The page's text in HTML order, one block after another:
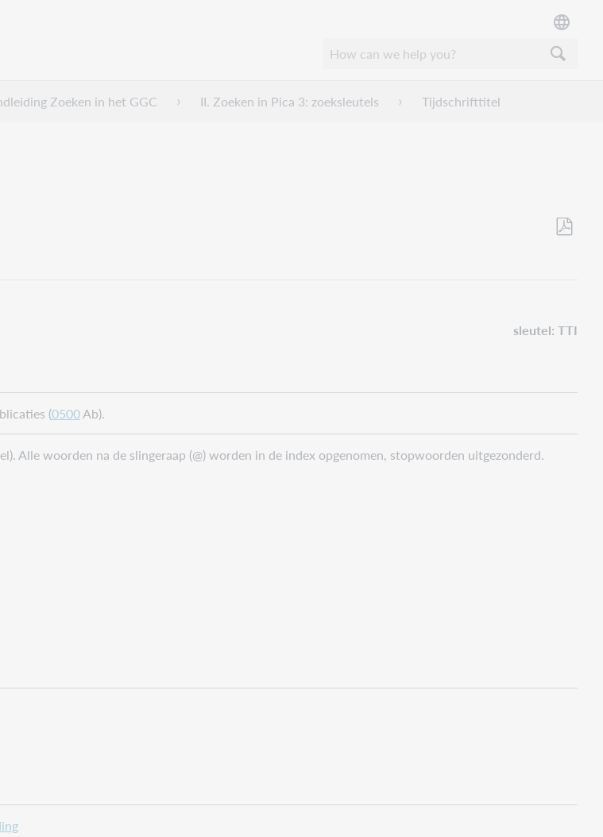
Zoeken in het GGC II. Zoeken in Pica 3: zoeksleutels Tijdschrifttitel
sleutel: TTI
(0500Ab).
Alle woorden na de slingeraap (@) worden in de index opgenomen, stopwoorden uitgezonderd.